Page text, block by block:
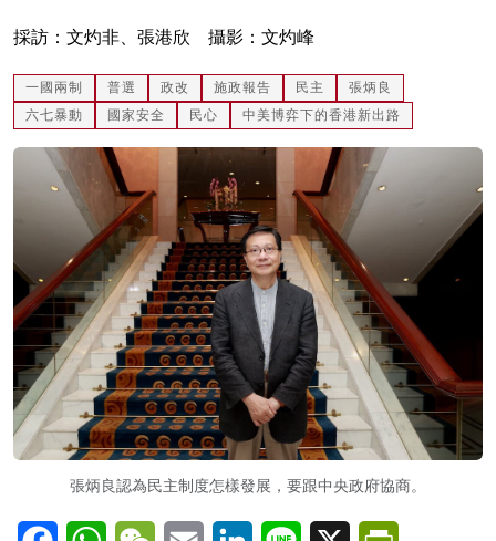
採訪：文灼非、張港欣 攝影：文灼峰
一國兩制 普選 政改 施政報告 民主
張炳良
六七暴動
國家安全 民心 中美博弈下的香港新出路
張炳良認為民主制度怎樣發展，要跟中央政府協商。
FacebookWhatsAppWeChatEmail LinkedInLine X